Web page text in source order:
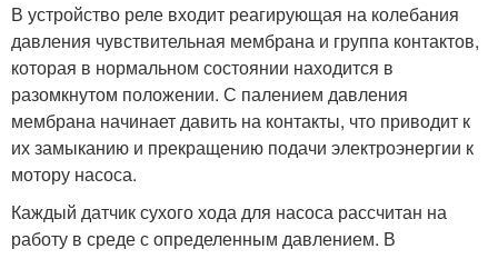
В устройство реле входит реагирующая на колебания
давления чувствительная мембрана и группа контактов,
которая в нормальном состоянии находится в
разомкнутом положении. С палением давления
мембрана начинает давить на контакты, что приводит к
их замыканию и прекращению подачи электроэнергии к
мотору насоса.
Каждый датчик сухого хода для насоса рассчитан на
работу в среде с определенным давлением. В